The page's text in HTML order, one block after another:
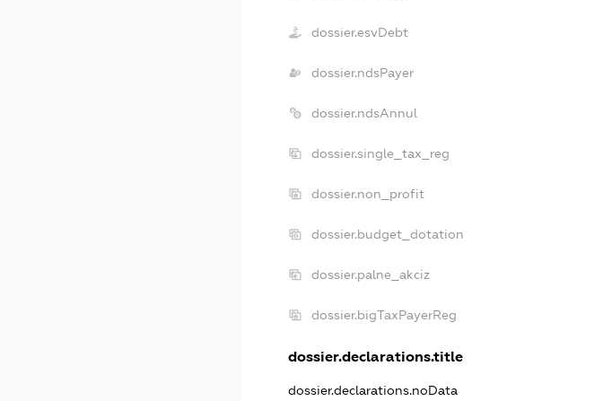
dossier.esvDebt
dossier.ndsPayer
dossier.ndsAnnul
dossier.single_tax_reg
dossier.non_profit
dossier.budget_dotation
dossier.palne_akciz
dossier.bigTaxPayerReg
dossier.declarations.title
dossier.declarations.noData